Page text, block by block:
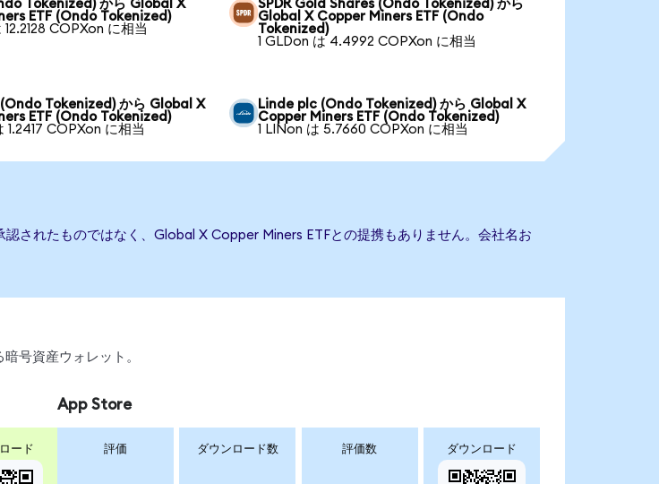
Tokenized) から Global X
ETF (Ondo Tokenized)
12.2128 COPXon に相当
SPDR Gold Shares (Ondo Tokenized) から
Global X Copper Miners ETF (Ondo
Tokenized)
1 GLDon は 4.4992 COPXon に相当
Tokenized) から Global X
ETF (Ondo Tokenized)
1.2417 COPXon に相当
Linde plc (Ondo Tokenized) から Global X
Copper Miners ETF (Ondo Tokenized)
1 LINon は 5.7660 COPXon に相当
されたものではなく、Global X Copper Miners ETFとの提携もありません。会社名お
号資産ウォレット。
ード
App Store
評価 ダウンロード数 評価数 ダウンロード